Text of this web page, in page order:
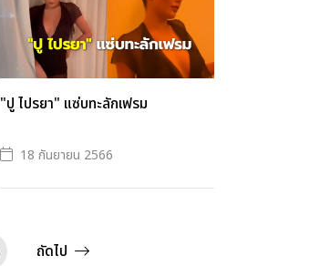
"ปู ไปรยา" แซ่บทะลักเฟรม
18 กันยายน 2566
ถัดไป